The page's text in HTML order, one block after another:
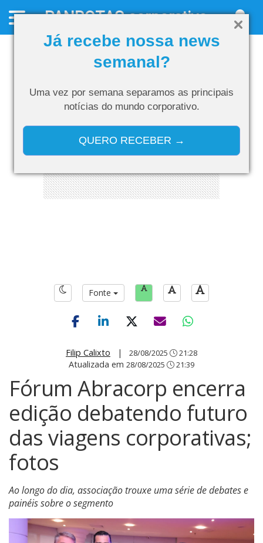
Já recebe nossa news
semanal?
Uma vez por semana separamos as principais
notícias do mundo corporativo.
QUERO RECEBER →
PANROTAScorporativo
Fonte
Filip Calixto | 28/08/2025 21:28
Atualizada em 28/08/2025 21:39
Fórum Abracorp encerra
edição debatendo futuro
das viagens corporativas;
fotos
Ao longo do dia, associação trouxe uma série de debates e
painéis sobre o segmento